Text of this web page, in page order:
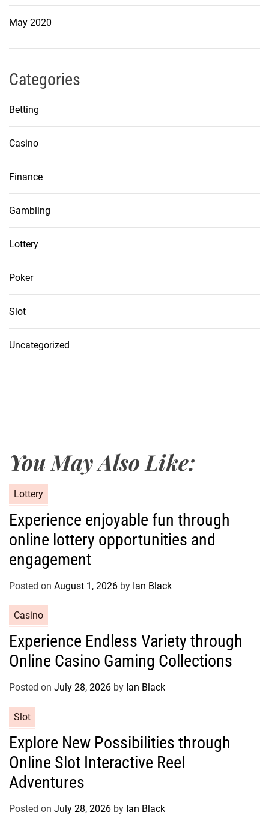
May 2020
Categories
Betting
Casino
Finance
Gambling
Lottery
Poker
Slot
Uncategorized
You May Also Like:
a
e
o
r
s
Lottery
Experience enjoyable fun through
online lottery opportunities and
engagement
Posted on August 1, 2026 by Ian Black
a
e
o
e
s
Casino
Experience Endless Variety through
Online Casino Gaming Collections
Posted on July 28, 2026 by Ian Black
a
e
g
o
r
Slot
Explore New Possibilities through
Online Slot Interactive Reel
Adventures
Posted on July 28, 2026 by Ian Black